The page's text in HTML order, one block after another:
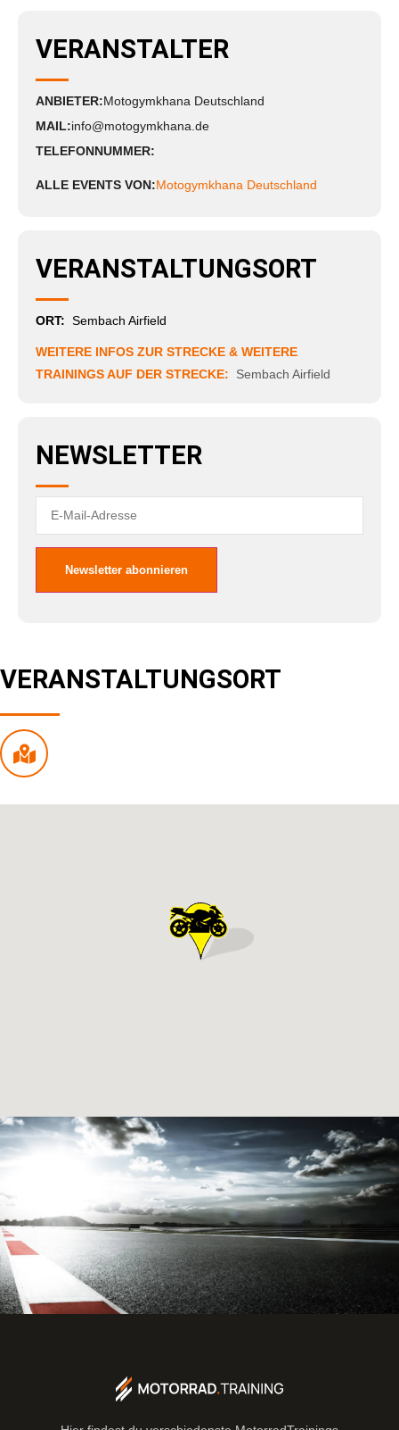
VERANSTALTER
ANBIETER:Motogymkhana Deutschland
MAIL:info@motogymkhana.de
TELEFONNUMMER:
ALLE EVENTS VON:Motogymkhana Deutschland
VERANSTALTUNGSORT
ORT: Sembach Airfield
WEITERE INFOS ZUR STRECKE & WEITERE
TRAININGS AUF DER STRECKE: Sembach Airfield
NEWSLETTER
VERANSTALTUNGSORT